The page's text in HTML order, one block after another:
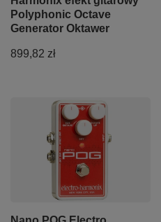
Polyphonic Octave
Generator Oktawer
899,82 zł